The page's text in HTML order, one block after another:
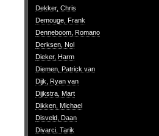
Dekker, Chris
Demouge, Frank
Denneboom, Romano
Derksen, Nol
Dieker, Harm
Diemen, Patrick van
Dijk, Ryan van
Dijkstra, Mart
Dikken, Michael
Disveld, Daan
Divarci, Tarik